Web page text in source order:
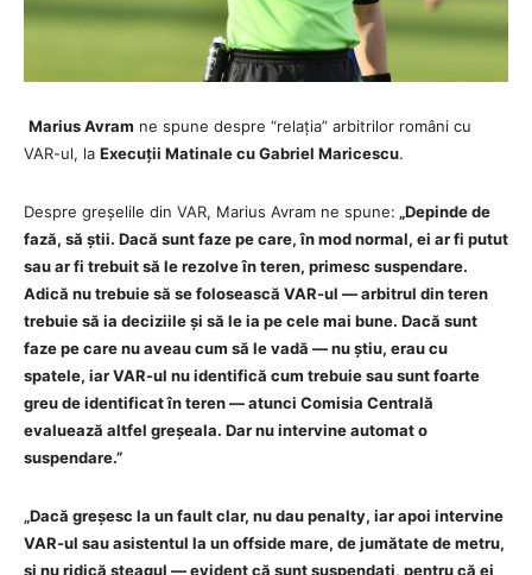
Marius Avram ne spune despre “relația” arbitrilor români cu
VAR-ul, la Execuții Matinale cu Gabriel Maricescu.
Despre greșelile din VAR, Marius Avram ne spune: „Depinde de
fază, să știi. Dacă sunt faze pe care, în mod normal, ei ar fi putut
sau ar fi trebuit să le rezolve în teren, primesc suspendare.
Adică nu trebuie să se folosească VAR-ul — arbitrul din teren
trebuie să ia deciziile și să le ia pe cele mai bune. Dacă sunt
faze pe care nu aveau cum să le vadă — nu știu, erau cu
spatele, iar VAR-ul nu identifică cum trebuie sau sunt foarte
greu de identificat în teren — atunci Comisia Centrală
evaluează altfel greșeala. Dar nu intervine automat o
suspendare.”
„Dacă greșesc la un fault clar, nu dau penalty, iar apoi intervine
VAR-ul sau asistentul la un offside mare, de jumătate de metru,
și nu ridică steagul — evident că sunt suspendați, pentru că ei